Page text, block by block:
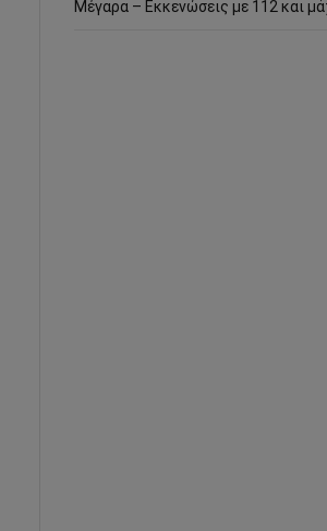
Μέγαρα – Εκκενώσεις με 112 και